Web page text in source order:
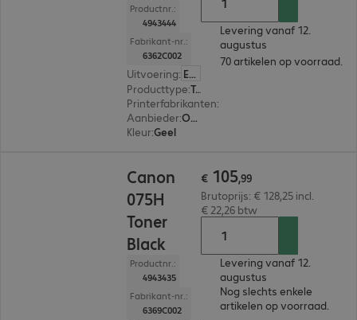
Productnr.:
4943444
Fabrikant-nr.:
6362C002
Uitvoering: Europa
Producttype: Toner
Printerfabrikanten:
Aanbieder:
Origineel
Kleur:Geel
Levering vanaf 12.
augustus
70 artikelen op voorraad.
Canon
075H
Toner
Black
Productnr.:
4943435
Fabrikant-nr.:
6369C002
€ 105,99
Brutoprijs: € 128,25 incl.
€ 22,26 btw
Levering vanaf 12.
augustus
Nog slechts enkele
artikelen op voorraad.